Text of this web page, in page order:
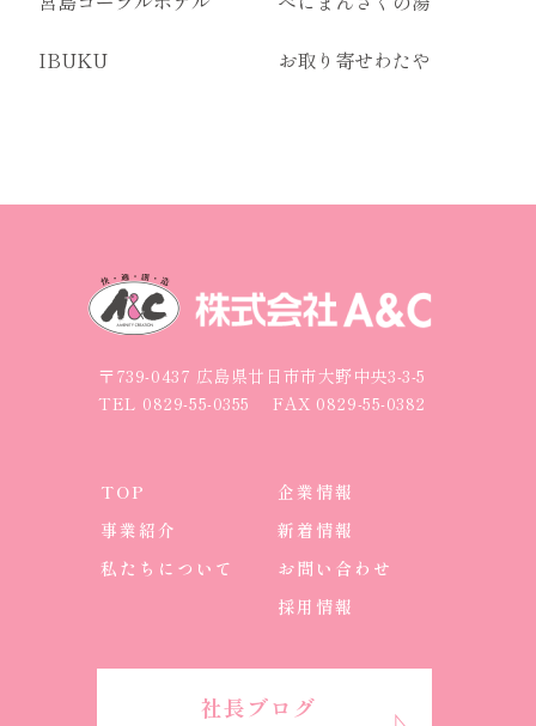
IBUKU お取り寄せわたや
〒739-0437 広島県廿日市市大野中央3-3-5
TEL 0829-55-0355 FAX 0829-55-0382
TOP
事業紹介
私たちについて
企業情報
新着情報
お問い合わせ
採用情報
社長ブログ